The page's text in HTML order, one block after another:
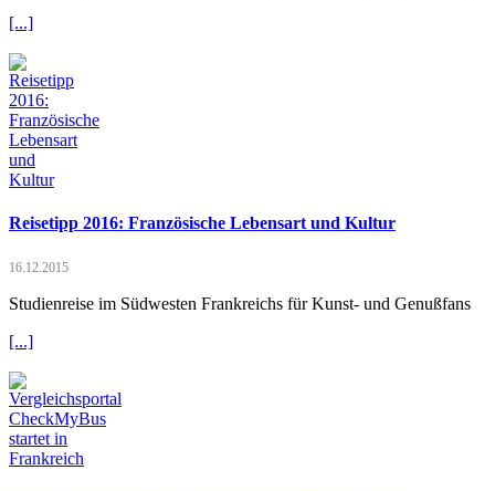
[...]
Reisetipp 2016: Französische Lebensart und Kultur
16.12.2015
Studienreise im Südwesten Frankreichs für Kunst- und Genußfans
[...]